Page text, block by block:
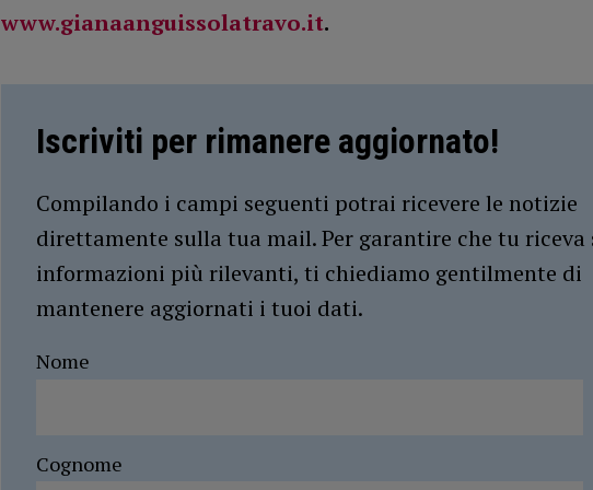
www.gianaanguissolatravo.it.
Iscriviti per rimanere aggiornato!
Compilando i campi seguenti potrai ricevere le notizie
direttamente sulla tua mail. Per garantire che tu riceva
informazioni più rilevanti, ti chiediamo gentilmente di
mantenere aggiornati i tuoi dati.
Nome
Cognome